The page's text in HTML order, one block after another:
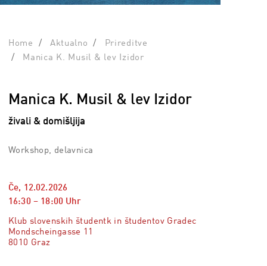
Home Aktualno
Prireditve
Manica K. Musil & lev Izidor
Manica K. Musil & lev Izidor
živali & domišljija
Workshop, delavnica
Če, 12.02.2026
16:30 – 18:00 Uhr
Klub slovenskih študentk in študentov Gradec
Mondscheingasse 11
8010 Graz